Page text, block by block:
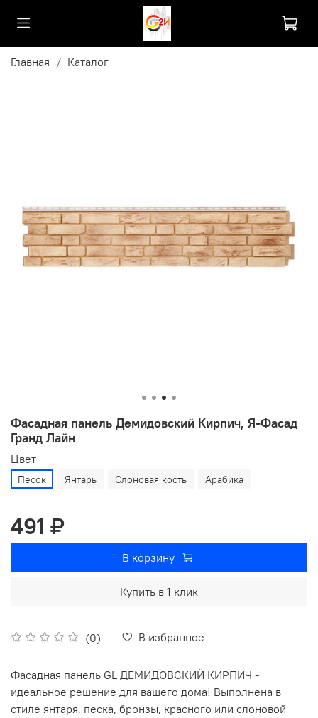
Главная Каталог
Фасадная панель Демидовский Кирпич, Я-Фасад
Гранд Лайн
(0) В избранное
Цвет
Песок Янтарь Слоновая кость Арабика
491 ₽
В корзину
Купить в 1 клик
Фасадная панель GL ДЕМИДОВСКИЙ КИРПИЧ -
идеальное решение для вашего дома! Выполнена в
стиле янтаря, песка, бронзы, красного или слоновой